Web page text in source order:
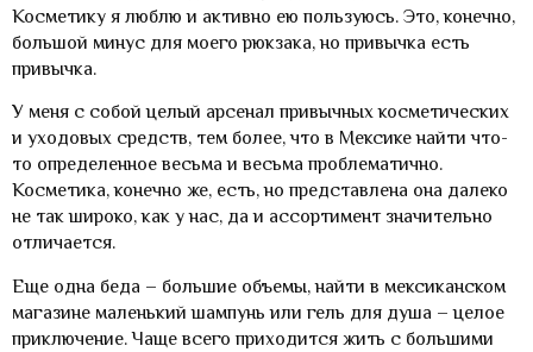
Косметику я люблю и активно ею пользуюсь. Это, конечно,
большой минус для моего рюкзака, но привычка есть
привычка.
У меня с собой целый арсенал привычных косметических
и уходовых средств, тем более, что в Мексике найти что-
то определенное весьма и весьма проблематично.
Косметика, конечно же, есть, но представлена она далеко
не так широко, как у нас, да и ассортимент значительно
отличается.
Еще одна беда – большие объемы, найти в мексиканском
магазине маленький шампунь или гель для душа – целое
приключение. Чаще всего приходится жить с большими